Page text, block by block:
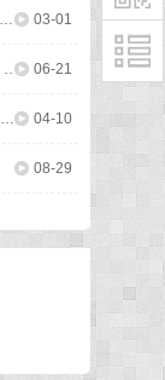
03-01
06-21
04-10
08-29